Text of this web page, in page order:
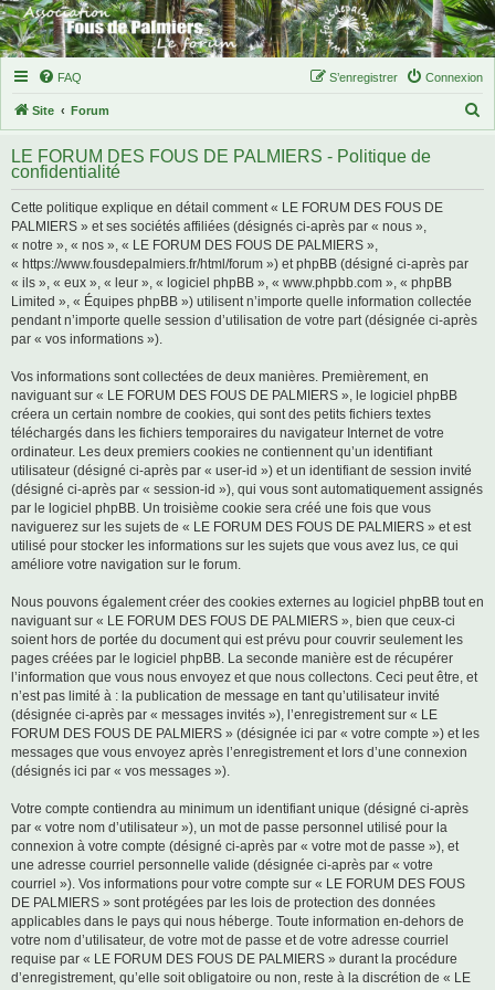
FAQ Connexion
S’enregistrer
Site Forum
h
LE FORUM DES FOUS DE PALMIERS - Politique de
confidentialité
Cette politique explique en détail comment « LE FORUM DES FOUS DE
PALMIERS » et ses sociétés affiliées (désignés ci-après par « nous »,
« notre », « nos », « LE FORUM DES FOUS DE PALMIERS »,
« https://www.fousdepalmiers.fr/html/forum ») et phpBB (désigné ci-après par
« ils », « eux », « leur », « logiciel phpBB », « www.phpbb.com », « phpBB
Limited », « Équipes phpBB ») utilisent n’importe quelle information collectée
pendant n’importe quelle session d’utilisation de votre part (désignée ci-après
par « vos informations »).
Vos informations sont collectées de deux manières. Premièrement, en
naviguant sur « LE FORUM DES FOUS DE PALMIERS », le logiciel phpBB
créera un certain nombre de cookies, qui sont des petits fichiers textes
téléchargés dans les fichiers temporaires du navigateur Internet de votre
ordinateur. Les deux premiers cookies ne contiennent qu’un identifiant
utilisateur (désigné ci-après par « user-id ») et un identifiant de session invité
(désigné ci-après par « session-id »), qui vous sont automatiquement assignés
par le logiciel phpBB. Un troisième cookie sera créé une fois que vous
naviguerez sur les sujets de « LE FORUM DES FOUS DE PALMIERS » et est
utilisé pour stocker les informations sur les sujets que vous avez lus, ce qui
améliore votre navigation sur le forum.
Nous pouvons également créer des cookies externes au logiciel phpBB tout en
naviguant sur « LE FORUM DES FOUS DE PALMIERS », bien que ceux-ci
soient hors de portée du document qui est prévu pour couvrir seulement les
pages créées par le logiciel phpBB. La seconde manière est de récupérer
l’information que vous nous envoyez et que nous collectons. Ceci peut être, et
n’est pas limité à : la publication de message en tant qu’utilisateur invité
(désignée ci-après par « messages invités »), l’enregistrement sur « LE
FORUM DES FOUS DE PALMIERS » (désignée ici par « votre compte ») et les
messages que vous envoyez après l’enregistrement et lors d’une connexion
(désignés ici par « vos messages »).
Votre compte contiendra au minimum un identifiant unique (désigné ci-après
par « votre nom d’utilisateur »), un mot de passe personnel utilisé pour la
connexion à votre compte (désigné ci-après par « votre mot de passe »), et
une adresse courriel personnelle valide (désignée ci-après par « votre
courriel »). Vos informations pour votre compte sur « LE FORUM DES FOUS
DE PALMIERS » sont protégées par les lois de protection des données
applicables dans le pays qui nous héberge. Toute information en-dehors de
votre nom d’utilisateur, de votre mot de passe et de votre adresse courriel
requise par « LE FORUM DES FOUS DE PALMIERS » durant la procédure
d’enregistrement, qu’elle soit obligatoire ou non, reste à la discrétion de « LE